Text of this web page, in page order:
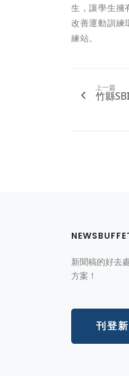
生，讓學生擁
改善運動訓練
練站。
上一篇
竹縣
新聞稿的好去
方案！
刊登